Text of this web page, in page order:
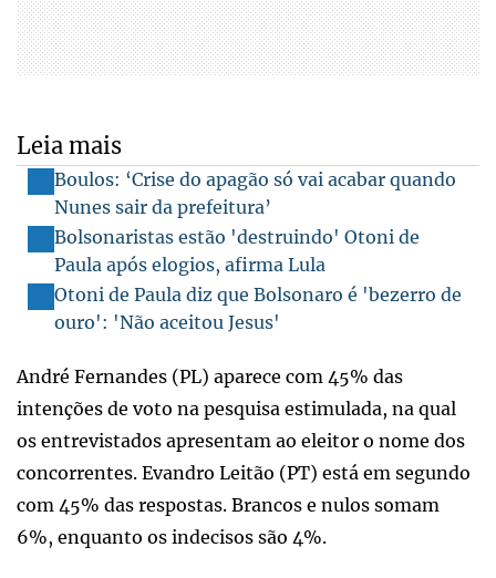
Leia mais
Boulos: ‘Crise do apagão só vai acabar quando
Nunes sair da prefeitura’
Bolsonaristas estão 'destruindo' Otoni de
Paula após elogios, afirma Lula
Otoni de Paula diz que Bolsonaro é 'bezerro de
ouro': 'Não aceitou Jesus'
André Fernandes (PL) aparece com 45% das
intenções de voto na pesquisa estimulada, na qual
os entrevistados apresentam ao eleitor o nome dos
concorrentes. Evandro Leitão (PT) está em segundo
com 45% das respostas. Brancos e nulos somam
6%, enquanto os indecisos são 4%.